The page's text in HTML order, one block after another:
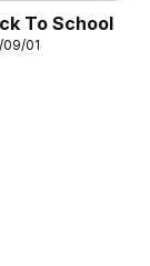
To School
01